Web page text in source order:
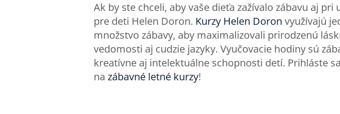
Ak by ste chceli, aby vaše dieťa zažívalo zábavu aj
pre deti Helen Doron. Kurzy Helen Doron využívajú
množstvo zábavy, aby maximalizovali prirodzenú
vedomosti aj cudzie jazyky. Vyučovacie hodiny sú
kreatívne aj intelektuálne schopnosti detí. Prihláste
na zábavné letné kurzy!